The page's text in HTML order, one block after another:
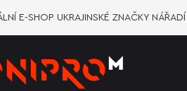
E-SHOP UKRAJINSKÉ ZNAČKY